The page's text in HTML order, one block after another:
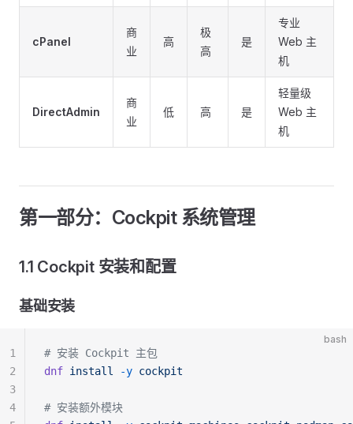
cPanel
商
业
高
极
高
是
专业
Web 主
机
DirectAdmin
商
业
低 高 是
轻量级
Web 主
机
第一部分：Cockpit 系统管理
1.1 Cockpit 安装和配置
基础安装
bash
# 安装 Cockpit 主包
dnf install -y cockpit
# 安装额外模块
1
2
3
4